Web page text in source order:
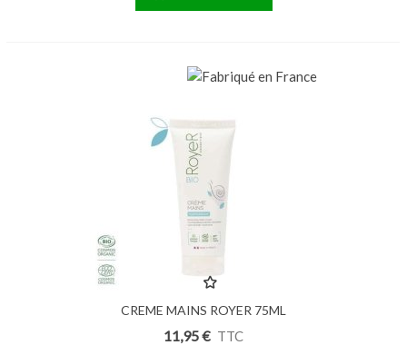
CREME MAINS ROYER 75ML
11,95 € TTC